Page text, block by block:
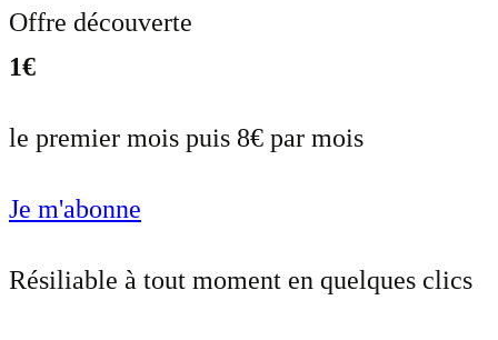
Offre découverte
1€
le premier mois puis 8€ par mois
Je m'abonne
Résiliable à tout moment en quelques clics